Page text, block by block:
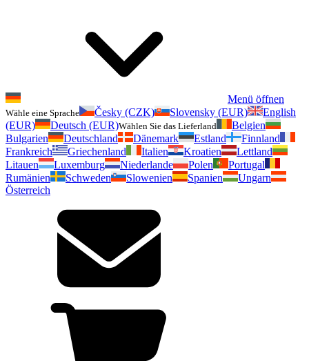
Menü öffnen
Wähle eine Sprache Česky (CZK) Slovensky (EUR)
English
(EUR)
Deutsch (EUR)Wählen Sie das Lieferland
Belgien
Bulgarien
Deutschland Dänemark Estland
Finnland
Frankreich
Griechenland Italien Kroatien
Lettland
Litauen
Luxemburg Niederlande Polen
Portugal
Rumänien
Schweden Slowenien Spanien
Ungarn
Österreich